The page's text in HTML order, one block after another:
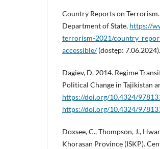
Country Reports on
Department of State, https://
terrorism-2021/
accessible/(dostęp: 7.06.2024).
Dagiev, D. 2014. Regime
Political Change in Tajikistan
https://doi.org/10.4324/
https://doi.org/10.4324/
Doxsee, C., Thompson, J.,
Khorasan Province (ISKP).